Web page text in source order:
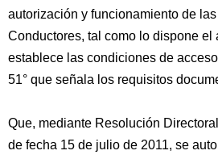
autorización y funcionamiento de
Conductores, tal como lo dispone el
establece las condiciones de
51° que señala los requisitos
Que, mediante Resolución
de fecha 15 de julio de 2011, se